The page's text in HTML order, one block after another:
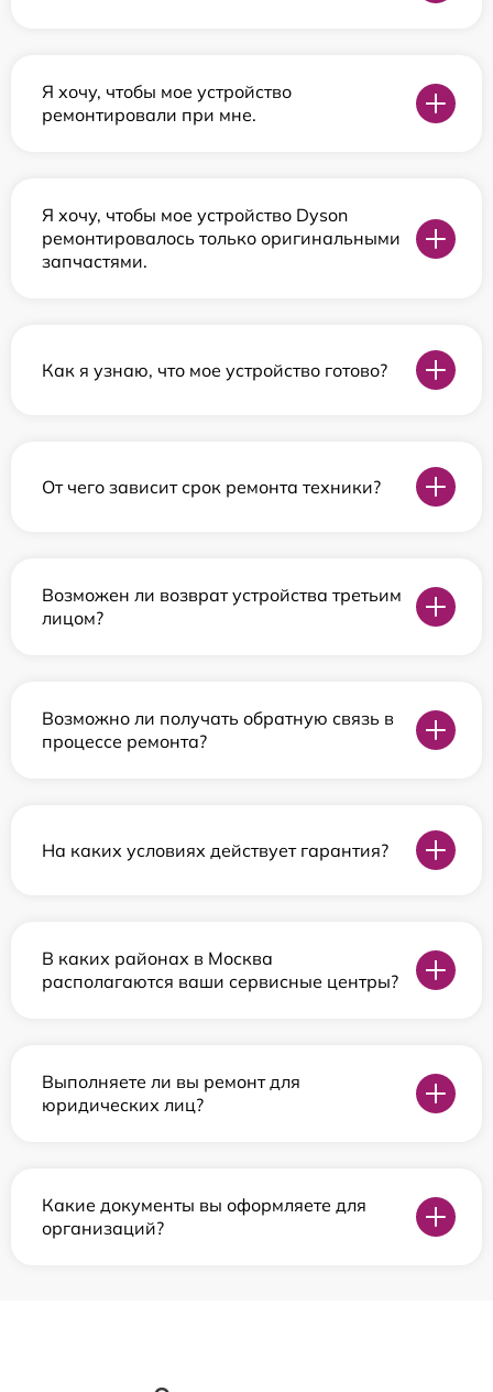
Я хочу, чтобы мое устройство
ремонтировали при мне.
Я хочу, чтобы мое устройство Dyson
ремонтировалось только оригинальными
запчастями.
Как я узнаю, что мое устройство готово?
От чего зависит срок ремонта техники?
Возможен ли возврат устройства третьим
лицом?
Возможно ли получать обратную связь в
процессе ремонта?
На каких условиях действует гарантия?
В каких районах в Москва
располагаются ваши сервисные центры?
Выполняете ли вы ремонт для
юридических лиц?
Какие документы вы оформляете для
организаций?